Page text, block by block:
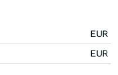
EUR
EUR